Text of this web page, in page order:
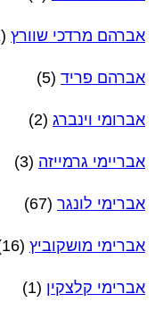
אברהם מרדכי שוורץ (1)
אברהם פריד (5)
אברומי וינברג (2)
אבריימי גרמייזה (3)
אברימי לונגר (67)
אברימי מושקוביץ (16)
אברימי קלצקין (1)